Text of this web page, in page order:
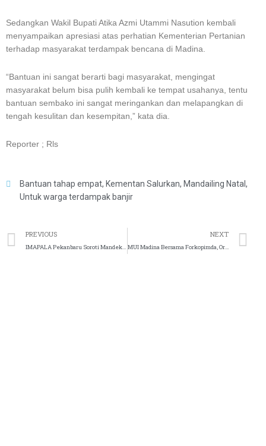
Sedangkan Wakil Bupati Atika Azmi Utammi Nasution kembali
menyampaikan apresiasi atas perhatian Kementerian Pertanian
terhadap masyarakat terdampak bencana di Madina.
“Bantuan ini sangat berarti bagi masyarakat, mengingat
masyarakat belum bisa pulih kembali ke tempat usahanya, tentu
bantuan sembako ini sangat meringankan dan melapangkan di
tengah kesulitan dan kesempitan,” kata dia.
Reporter ; Rls
Bantuan tahap empat, Kementan Salurkan, Mandailing Natal ,
Untuk warga terdampak banjir
PREVIOUS
IMAPALA Pekanbaru Soroti Mandeknya Beasiswa di Padang Lawas
NEXT
MUI Madina Bersama Forkopimda, Organisasi Kemasyarakatan Komitmen Perangi Narkoba dan Penyakit Masyarakat.